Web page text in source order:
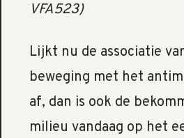
VFA523)
Lijkt nu de associatie
beweging met het
af, dan is ook de
milieu vandaag op het